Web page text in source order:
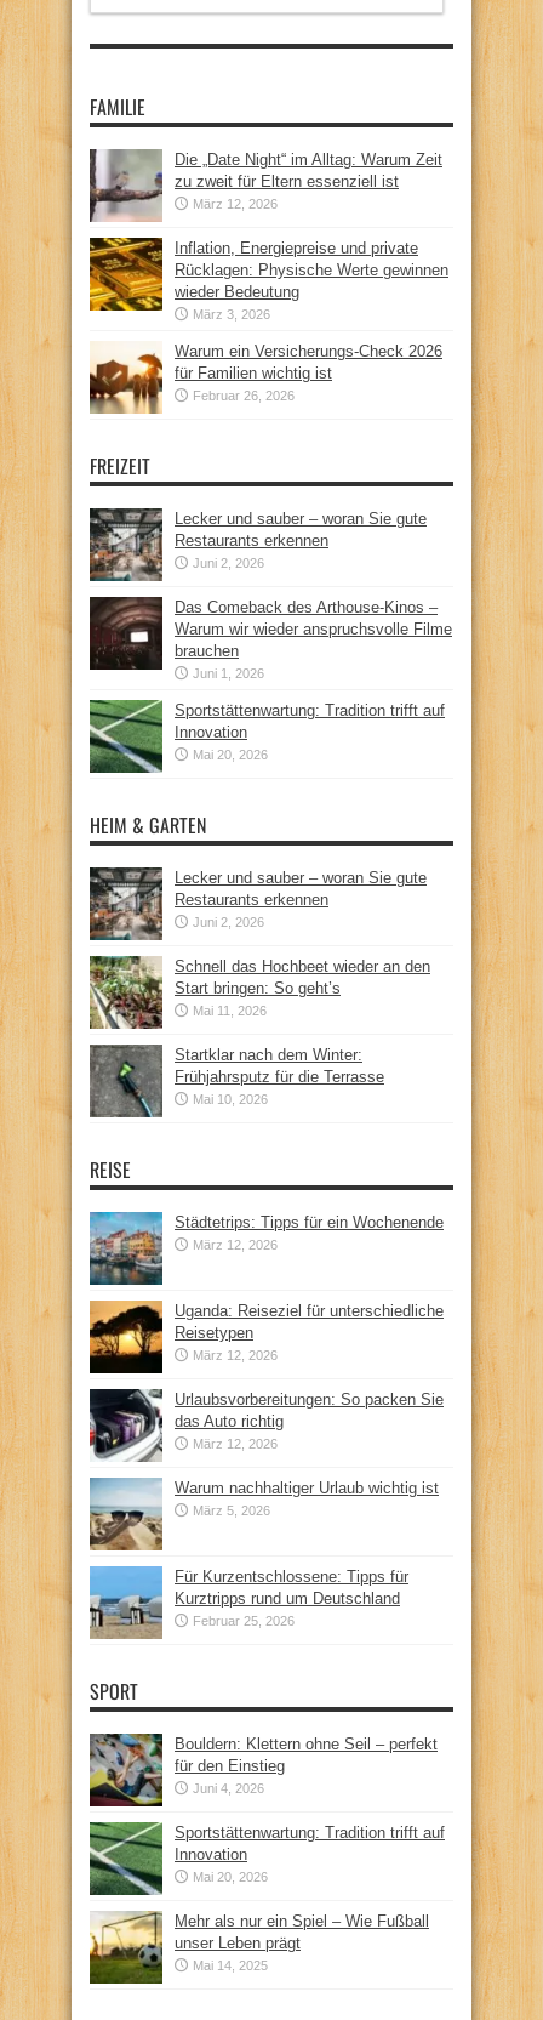
FAMILIE
Die „Date Night“ im Alltag: Warum Zeit
zu zweit für Eltern essenziell ist
März 12, 2026
Inflation, Energiepreise und private
Rücklagen: Physische Werte gewinnen
wieder Bedeutung
März 3, 2026
Warum ein Versicherungs-Check 2026
für Familien wichtig ist
Februar 26, 2026
FREIZEIT
Lecker und sauber – woran Sie gute
Restaurants erkennen
Juni 2, 2026
Das Comeback des Arthouse-Kinos –
Warum wir wieder anspruchsvolle Filme
brauchen
Juni 1, 2026
Sportstättenwartung: Tradition trifft auf
Innovation
Mai 20, 2026
HEIM & GARTEN
Lecker und sauber – woran Sie gute
Restaurants erkennen
Juni 2, 2026
Schnell das Hochbeet wieder an den
Start bringen: So geht’s
Mai 11, 2026
Startklar nach dem Winter:
Frühjahrsputz für die Terrasse
Mai 10, 2026
REISE
Städtetrips: Tipps für ein Wochenende
März 12, 2026
Uganda: Reiseziel für unterschiedliche
Reisetypen
März 12, 2026
Urlaubsvorbereitungen: So packen Sie
das Auto richtig
März 12, 2026
Warum nachhaltiger Urlaub wichtig ist
März 5, 2026
Für Kurzentschlossene: Tipps für
Kurztripps rund um Deutschland
Februar 25, 2026
SPORT
Bouldern: Klettern ohne Seil – perfekt
für den Einstieg
Juni 4, 2026
Sportstättenwartung: Tradition trifft auf
Innovation
Mai 20, 2026
Mehr als nur ein Spiel – Wie Fußball
unser Leben prägt
Mai 14, 2025